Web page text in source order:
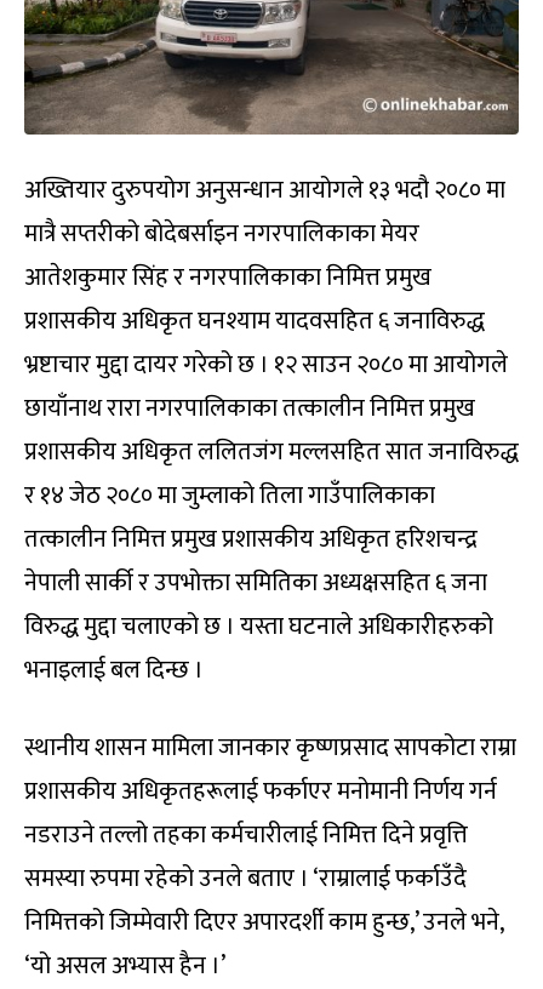
अख्तियार दुरुपयोग अनुसन्धान आयोगले १३ भदौ २०८० मा
मात्रै सप्तरीको बोदेबर्साइन नगरपालिकाका मेयर
आतेशकुमार सिंह र नगरपालिकाका निमित्त प्रमुख
प्रशासकीय अधिकृत घनश्याम यादवसहित ६ जनाविरुद्ध
भ्रष्टाचार मुद्दा दायर गरेको छ । १२ साउन २०८० मा आयोगले
छायाँनाथ रारा नगरपालिकाका तत्कालीन निमित्त प्रमुख
प्रशासकीय अधिकृत ललितजंग मल्लसहित सात जनाविरुद्ध
र १४ जेठ २०८० मा जुम्लाको तिला गाउँपालिकाका
तत्कालीन निमित्त प्रमुख प्रशासकीय अधिकृत हरिशचन्द्र
नेपाली सार्की र उपभोक्ता समितिका अध्यक्षसहित ६ जना
विरुद्ध मुद्दा चलाएको छ । यस्ता घटनाले अधिकारीहरुको
भनाइलाई बल दिन्छ ।
स्थानीय शासन मामिला जानकार कृष्णप्रसाद सापकोटा राम्रा
प्रशासकीय अधिकृतहरूलाई फर्काएर मनोमानी निर्णय गर्न
नडराउने तल्लो तहका कर्मचारीलाई निमित्त दिने प्रवृत्ति
समस्या रुपमा रहेको उनले बताए । ‘राम्रालाई फर्काउँदै
निमित्तको जिम्मेवारी दिएर अपारदर्शी काम हुन्छ,’ उनले भने,
‘यो असल अभ्यास हैन ।’